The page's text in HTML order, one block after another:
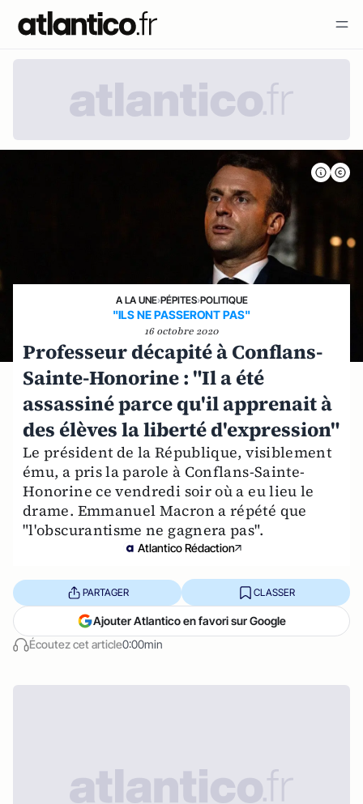
A LA UNE›PÉPITES›POLITIQUE
"ILS NE PASSERONT PAS"
16 octobre 2020
Professeur décapité à Conflans-
Sainte-Honorine : "Il a été
assassiné parce qu'il apprenait à
des élèves la liberté d'expression"
Le président de la République, visiblement
ému, a pris la parole à Conflans-Sainte-
Honorine ce vendredi soir où a eu lieu le
drame. Emmanuel Macron a répété que
"l'obscurantisme ne gagnera pas".
Atlantico Rédaction
Écoutez cet article0:00min
PARTAGER CLASSER
Ajouter Atlantico en favori sur Google